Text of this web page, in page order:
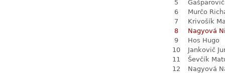
5
6
Murčo
7
Krivošík
8
Nagyová
9
Hos Hugo
10
Jankovič
11
Ševčík
12
Nagyová